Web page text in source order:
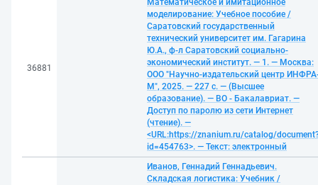
36881
Математическое и имитационное
моделирование: Учебное пособие /
Саратовский государственный
технический университет им. Гагарина
Ю.А., ф-л Саратовский социально-
экономический институт. — 1. — Москва:
ООО "Научно-издательский центр
М", 2025. — 227 с. — (Высшее
образование). — ВО - Бакалавриат. —
Доступ по паролю из сети Интернет
(чтение). —
<URL:https://znanium.ru/catalog/
id=454763>. — Текст: электронный
Иванов, Геннадий Геннадьевич.
Складская логистика: Учебник /